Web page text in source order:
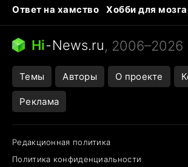
Ответ на хамство
Хобби для мозга
Бензин 100 и 95
Тунцы в
Следующая пандемия
Hi-News.ru, 2006–2026
Темы Авторы О проекте
Реклама
Редакционная политика
Политика конфиденциальности